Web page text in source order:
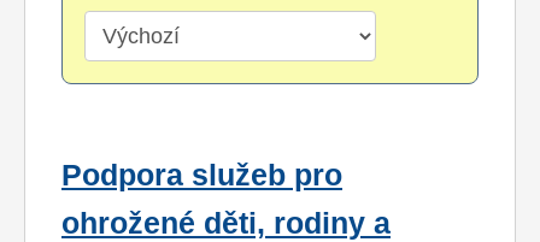
Podpora služeb pro
ohrožené děti, rodiny a